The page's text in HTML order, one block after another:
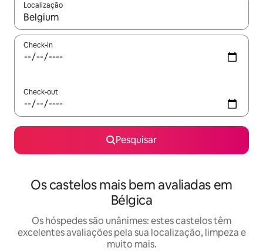
Localização
Quando os resultados estiverem disponíveis, navegue com
Check-in
Check-out
Pesquisar
Os castelos mais bem avaliadas em
Bélgica
Os hóspedes são unânimes: estes castelos têm
excelentes avaliações pela sua localização, limpeza e
muito mais.